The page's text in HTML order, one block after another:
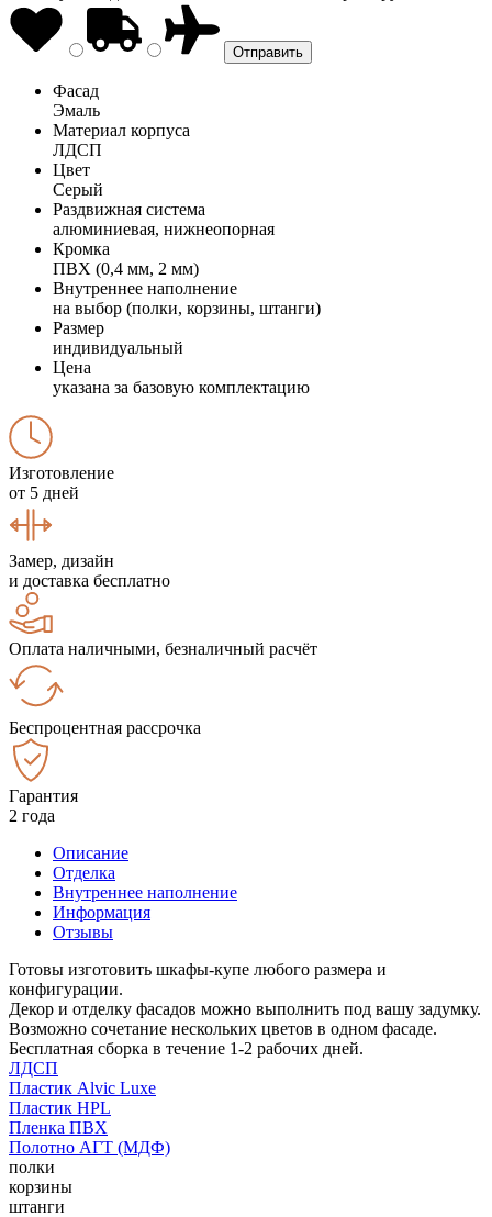
Фасад
Эмаль
Материал корпуса
ЛДСП
Цвет
Серый
Раздвижная система
алюминиевая, нижнеопорная
Кромка
ПВХ (0,4 мм, 2 мм)
Внутреннее наполнение
на выбор (полки, корзины, штанги)
Размер
индивидуальный
Цена
указана за базовую комплектацию
Изготовление
от 5 дней
Замер, дизайн
и доставка бесплатно
Оплата наличными, безналичный расчёт
Беспроцентная рассрочка
Гарантия
2 года
Описание
Отделка
Внутреннее наполнение
Информация
Отзывы
Готовы изготовить шкафы-купе любого размера и
конфигурации.
Декор и отделку фасадов можно выполнить под вашу задумку.
Возможно сочетание нескольких цветов в одном фасаде.
Бесплатная сборка в течение 1-2 рабочих дней.
ЛДСП
Пластик Alvic Luxe
Пластик HPL
Пленка ПВХ
Полотно АГТ (МДФ)
полки
корзины
штанги